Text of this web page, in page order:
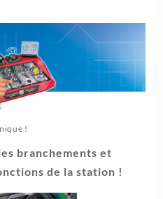
!
branchements et
de la station !